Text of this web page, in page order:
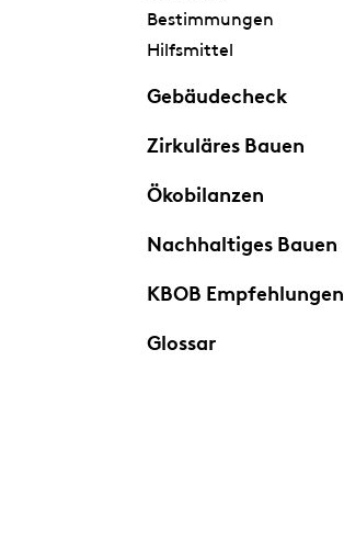
Bestimmungen
Hilfsmittel
Gebäudecheck
Zirkuläres Bauen
Ökobilanzen
Nachhaltiges Bauen
KBOB Empfehlungen
Glossar